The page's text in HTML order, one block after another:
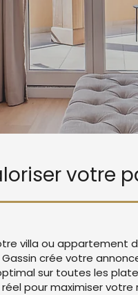
votre
villa ou appartement
crée votre
sur toutes les
pour maximiser